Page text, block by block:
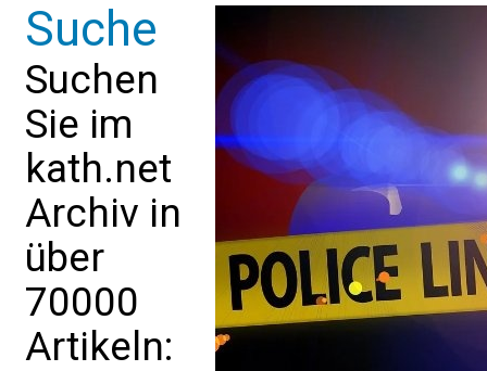
Suche
Suchen
Sie im
kath.net
Archiv in
über
70000
Artikeln: